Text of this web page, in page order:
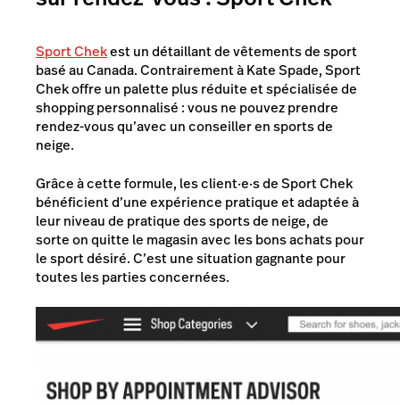
Sport Chekest un détaillant de vêtements de sport
basé au Canada. Contrairement à Kate Spade, Sport
Chek offre un palette plus réduite et spécialisée de
shopping personnalisé : vous ne pouvez prendre
rendez-vous qu’avec un conseiller en sports de
neige.
Grâce à cette formule, les client·e·s de Sport Chek
bénéficient d’une expérience pratique et adaptée à
leur niveau de pratique des sports de neige, de
sorte on quitte le magasin avec les bons achats pour
le sport désiré. C’est une situation gagnante pour
toutes les parties concernées.